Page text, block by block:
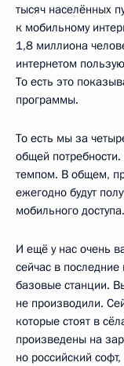
тысяч населённых
к мобильному
1,8 миллиона
интернетом
То есть это
программы.
То есть мы за
общей
темпом. В общем,
ежегодно будут
мобильного доступа.
И ещё у нас очень
сейчас в последние
базовые станции.
не производили.
которые стоят в
произведены на
но российский